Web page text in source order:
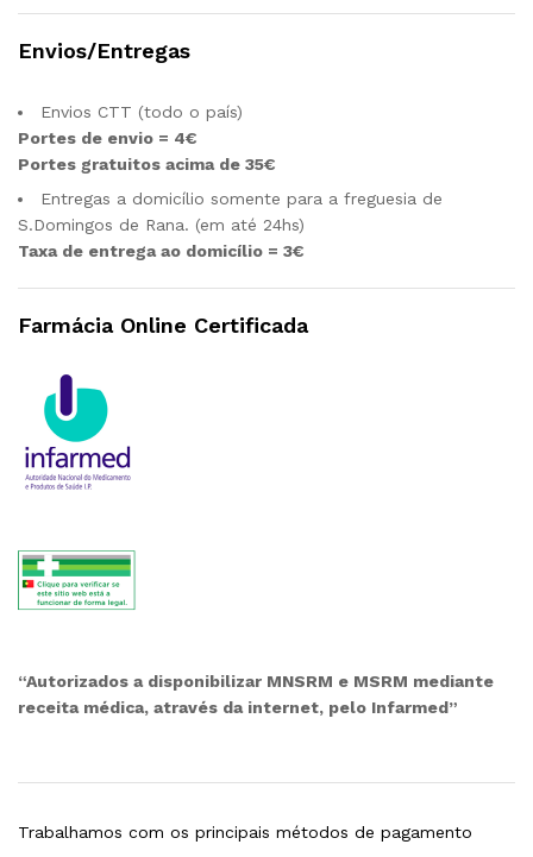
Envios/Entregas
Envios CTT (todo o país)
Portes de envio = 4€
Portes gratuitos acima de 35€
Entregas a domicílio somente para a freguesia de
S.Domingos de Rana. (em até 24hs)
Taxa de entrega ao domicílio = 3€
Farmácia Online Certificada
“Autorizados a disponibilizar MNSRM e MSRM mediante
receita médica, através da internet, pelo Infarmed”
Trabalhamos com os principais métodos de pagamento